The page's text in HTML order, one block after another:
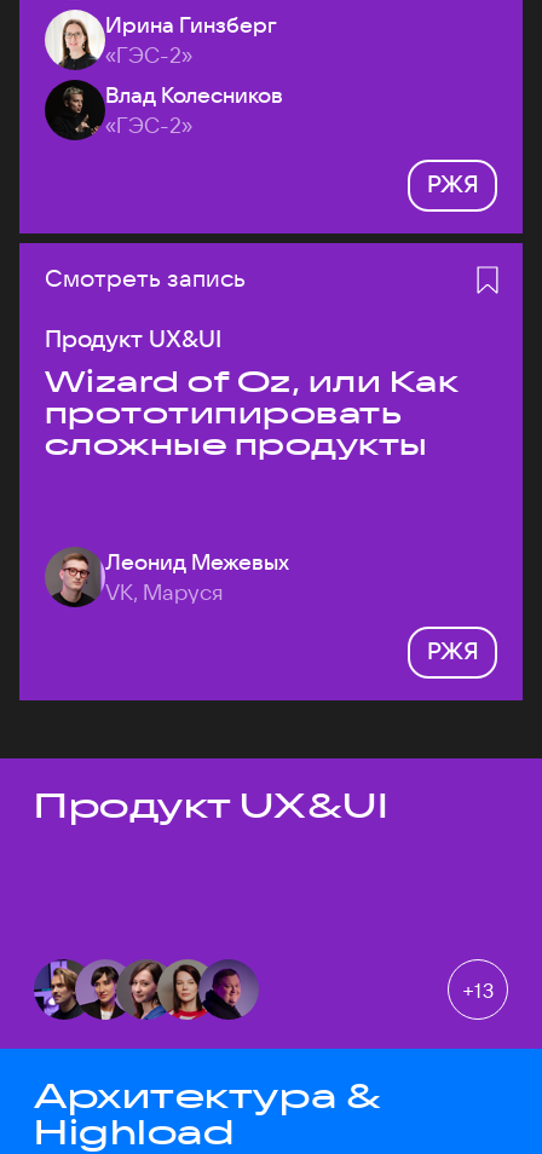
Ирина Гинзберг
«ГЭС-2»
Влад Колесников
«ГЭС-2»
РЖЯ
Смотреть запись
Продукт UX&UI
Wizard of Oz, или Как
прототипировать
сложные продукты
Леонид Межевых
VK, Маруся
РЖЯ
Темы докладов
Продукт UX&UI
+13
Архитектура &
Highload